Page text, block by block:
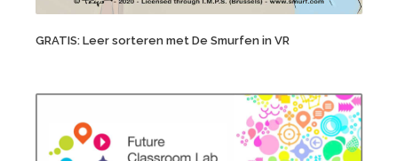
GRATIS: Leer sorteren met De Smurfen in VR